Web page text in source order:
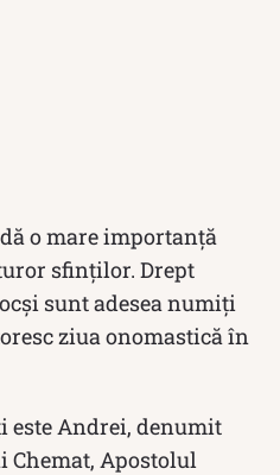
o mare importanță
sfinților. Drept
sunt adesea numiți
ziua onomastică în
este Andrei, denumit
Chemat, Apostolul